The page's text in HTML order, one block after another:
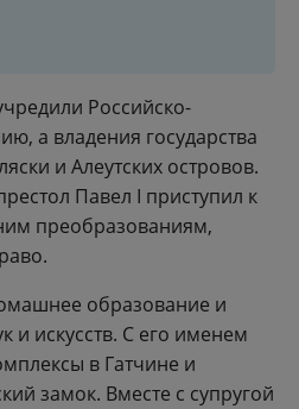
Российско-
а владения государства
и Алеутских островов.
Павел I приступил к
преобразованиям,
образование и
и искусств. С его именем
в Гатчине и
замок. Вместе с супругой